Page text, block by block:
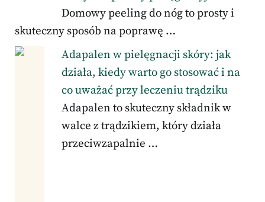
Domowy peeling do nóg to prosty i
skuteczny sposób na poprawę …
Adapalen w pielęgnacji skóry: jak
działa, kiedy warto go stosować i na
co uważać przy leczeniu trądziku
Adapalen to skuteczny składnik w
walce z trądzikiem, który działa
przeciwzapalnie …